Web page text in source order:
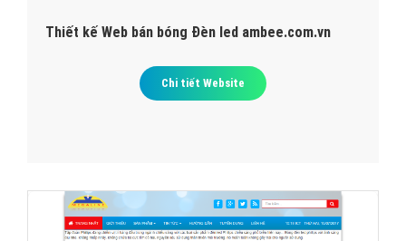
Thiết kế Web bán bóng Đèn led ambee.com.vn
Chi tiết Website